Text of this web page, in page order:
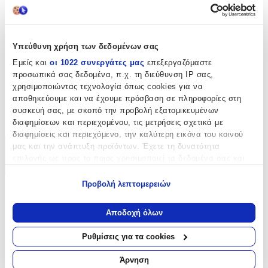
Υπεύθυνη χρήση των δεδομένων σας
Εμείς και οι 1022 συνεργάτες μας επεξεργαζόμαστε
προσωπικά σας δεδομένα, π.χ. τη διεύθυνση IP σας,
χρησιμοποιώντας τεχνολογία όπως cookies για να
αποθηκεύουμε και να έχουμε πρόσβαση σε πληροφορίες στη
συσκευή σας, με σκοπό την προβολή εξατομικευμένων
διαφημίσεων και περιεχομένου, τις μετρήσεις σχετικά με
διαφημίσεις και περιεχόμενο, την καλύτερη εικόνα του κοινού
μας και την ανάπτυξη προϊόντων. Έχετε τη δυνατότητα
Να συλλέξουμε πληροφορίες σχετικά με τη γεωγραφική
σας τοποθεσία, οι οποίες μπορεί να είναι ακριβείς σε
απόσταση μερικών μέτρων
Να αναγνωρίσουμε τη συσκευή σας σαρώνοντας ενεργά
για συγκεκριμένα χαρακτηριστικά (δακτυλικό αποτύπωμα)
Προβολή λεπτομερειών
Αποδοχή όλων
Ρυθμίσεις για τα cookies
Άρνηση
Λίτρα:
25
lt
Χαρακτηριστικά
Κατασκευαστής:
Βασικά Χαρακτηριστικά